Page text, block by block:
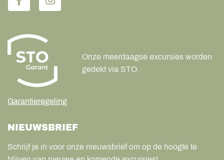
Garantieregeling
Onze meerdaagse excursies worden
gedekt via STO.
NIEUWSBRIEF
Schrijf je in voor onze nieuwsbrief om op de hoogte te